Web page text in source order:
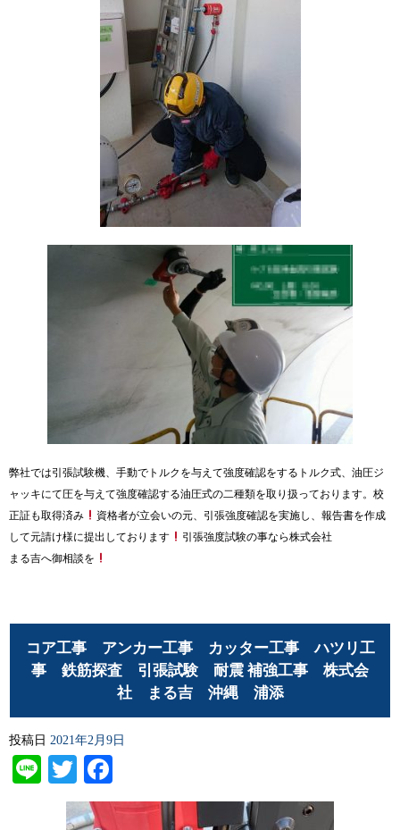
弊社では引張試験機、手動でトルクを与えて強度確認をするトルク式、油圧ジ
ャッキにて圧を与えて強度確認する油圧式の二種類を取り扱っております。校
正証も取得済み
資格者が立会いの元、引張強度確認を実施し、報告書を作成
して元請け様に提出しております
引張強度試験の事なら株式会社
まる吉へ御相談を
コア工事 アンカー工事 カッター工事 ハツリ工
事 鉄筋探査 引張試験 耐震 補強工事 株式会
社 まる吉 沖縄 浦添
投稿日 2021年2月9日
LineTwitter